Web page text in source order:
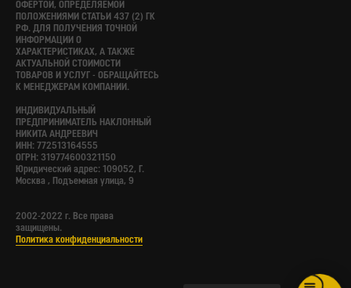
ОФЕРТОЙ, ОПРЕДЕЛЯЕМОЙ
ПОЛОЖЕНИЯМИ СТАТЬИ 437 (2) ГК
РФ. ДЛЯ ПОЛУЧЕНИЯ ТОЧНОЙ
ИНФОРМАЦИИ О
ХАРАКТЕРИСТИКАХ, А ТАКЖЕ
АКТУАЛЬНОЙ СТОИМОСТИ
ТОВАРОВ И УСЛУГ - ОБРАЩАЙТЕСЬ
К МЕНЕДЖЕРАМ КОМПАНИИ.
ИНДИВИДУАЛЬНЫЙ
ПРЕДПРИНИМАТЕЛЬ НАКЛОННЫЙ
НИКИТА АНДРЕЕВИЧ
ИНН: 772513164555
ОГРН: 319774600321150
Юридический адрес: 109052, Г.
Москва , Подъемная улица, 9
2002-2022 г. Все права
защищены.
Политика конфиденциальности